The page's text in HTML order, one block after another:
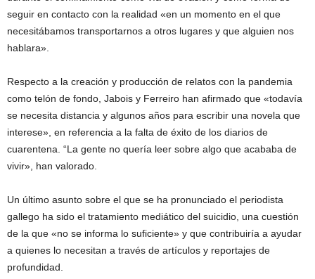
seguir en contacto con la realidad «en un momento en el que
necesitábamos transportarnos a otros lugares y que alguien nos
hablara».
Respecto a la creación y producción de relatos con la pandemia
como telón de fondo, Jabois y Ferreiro han afirmado que «todavía
se necesita distancia y algunos años para escribir una novela que
interese», en referencia a la falta de éxito de los diarios de
cuarentena. “La gente no quería leer sobre algo que acababa de
vivir», han valorado.
Un último asunto sobre el que se ha pronunciado el periodista
gallego ha sido el tratamiento mediático del suicidio, una cuestión
de la que «no se informa lo suficiente» y que contribuiría a ayudar
a quienes lo necesitan a través de artículos y reportajes de
profundidad.